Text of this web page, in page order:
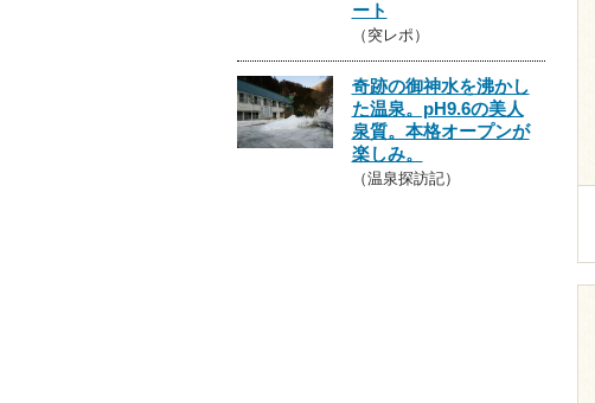
ート
（突レポ）
奇跡の御神水を沸かし
た温泉。pH9.6の美人
泉質。本格オープンが
楽しみ。
（温泉探訪記）